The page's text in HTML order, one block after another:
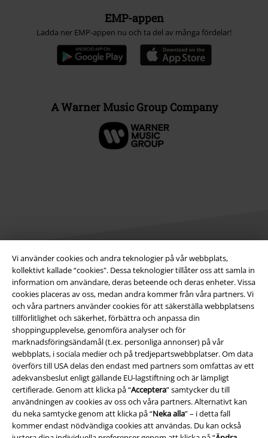
Vi använder cookies och andra teknologier på vår webbplats,
kollektivt kallade “cookies". Dessa teknologier tillåter oss att samla in
information om användare, deras beteende och deras enheter. Vissa
cookies placeras av oss, medan andra kommer från våra partners. Vi
och våra partners använder cookies för att säkerställa webbplatsens
tillförlitlighet och säkerhet, förbättra och anpassa din
shoppingupplevelse, genomföra analyser och för
marknadsföringsändamål (t.ex. personliga annonser) på vår
webbplats, i sociala medier och på tredjepartswebbplatser. Om data
överförs till USA delas den endast med partners som omfattas av ett
adekvansbeslut enligt gällande EU-lagstiftning och är lämpligt
certifierade. Genom att klicka på “Acceptera” samtycker du till
användningen av cookies av oss och våra partners. Alternativt kan
du neka samtycke genom att klicka på “Neka alla” – i detta fall
kommer endast nödvändiga cookies att användas. Du kan också
EMP-appen
Ladda ner EMP-appen nu och ta del av många fördelar!
A Warner Music Group Company
Juridisk information/Villkor
Villkor
Om oss
Ladda ner villkoren
Avfallshantering och miljöskydd
Försäkran om överensstämmelse
Information om tillgänglighet